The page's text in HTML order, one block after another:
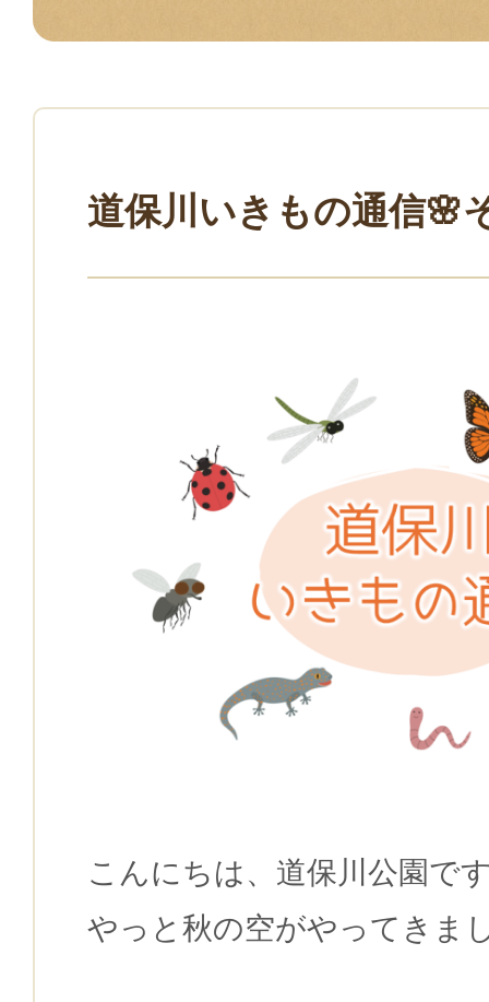
道保川いきもの通信🌸
こんにちは、道保川公園で
やっと秋の空がやってきま